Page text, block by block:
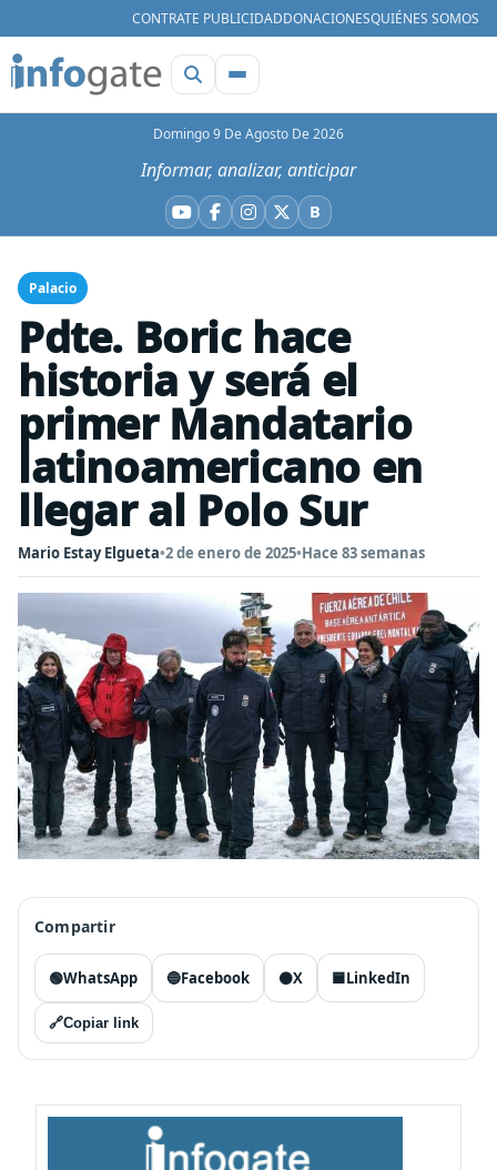
CONTRATE PUBLICIDADDONACIONESQUIÉNES SOMOS
Domingo 9 De Agosto De 2026
Informar, analizar, anticipar
YouTube
Facebook
Instagram
X BBluesky
Palacio
Pdte. Boric hace
historia y será el
primer Mandatario
latinoamericano en
llegar al Polo Sur
Mario Estay Elgueta•2 de enero de 2025•Hace 83 semanas
Compartir
🟢WhatsApp 🔵Facebook ⚫X 🟦LinkedIn
🔗Copiar link